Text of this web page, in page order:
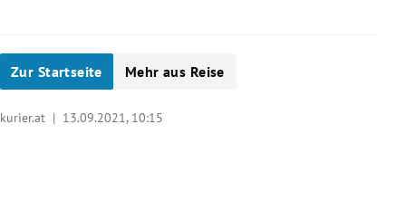
Zur Startseite Mehr aus Reise
kurier.at | 13.09.2021, 10:15